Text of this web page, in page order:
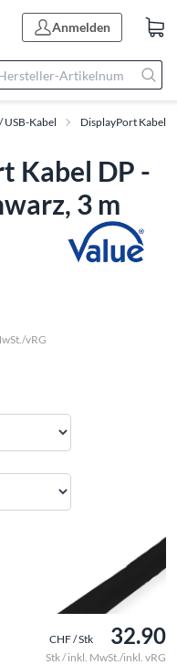
Anmelden
USB-Kabel DisplayPort Kabel
Kabel DP -
3 m
vRG
CHF / Stk 32.90
Stk / inkl. MwSt./inkl. vRG